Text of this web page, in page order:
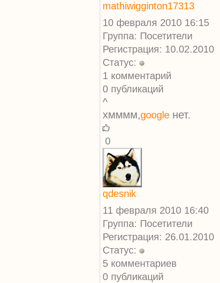
mathiwigginton17313
10 февраля 2010 16:15
Группа: Посетители
Регистрация: 10.02.2010
Статус:
1 комментарий
0 публикаций
^
хмммм,google нет.
0
qdesnik
11 февраля 2010 16:40
Группа: Посетители
Регистрация: 26.01.2010
Статус:
5 комментариев
0 публикаций